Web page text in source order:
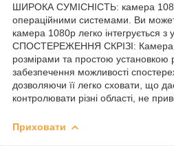
ШИРОКА СУМІСНІСТЬ: камера
операційними системами. Ви
камера 1080p легко інтегрується з
СПОСТЕРЕЖЕННЯ СКРІЗІ: Камера
розмірами та простою установкою
забезпечення можливості
дозволяючи її легко сховати, що
контролювати різні області, не
Приховати